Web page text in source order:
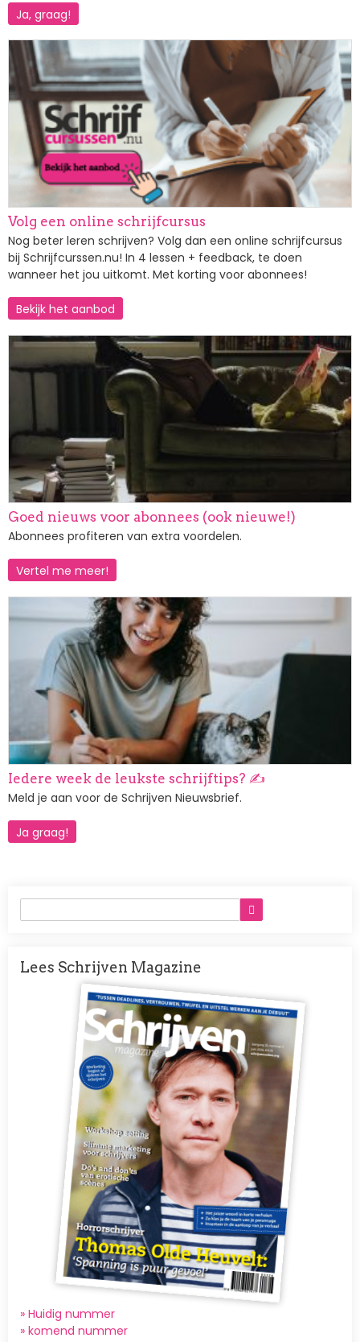
Ja, graag!
Afbeelding
Volg een online schrijfcursus
Nog beter leren schrijven? Volg dan een online schrijfcursus
bij Schrijfcurssen.nu! In 4 lessen + feedback, te doen
wanneer het jou uitkomt. Met korting voor abonnees!
Bekijk het aanbod
Afbeelding
Goed nieuws voor abonnees (ook nieuwe!)
Abonnees profiteren van extra voordelen.
Vertel me meer!
Iedere week de leukste schrijftips? ✍️
Meld je aan voor de Schrijven Nieuwsbrief.
Ja graag!
Lees Schrijven Magazine
Afbeelding
» Huidig nummer
» komend nummer